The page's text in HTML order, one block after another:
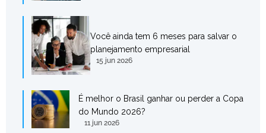
Você ainda tem 6 meses para salvar o
planejamento empresarial
15 jun 2026
É melhor o Brasil ganhar ou perder a Copa
do Mundo 2026?
11 jun 2026